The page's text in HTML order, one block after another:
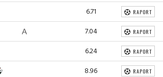
6.71 RAPORT
7.04 RAPORT
6.24 RAPORT
8.96 RAPORT